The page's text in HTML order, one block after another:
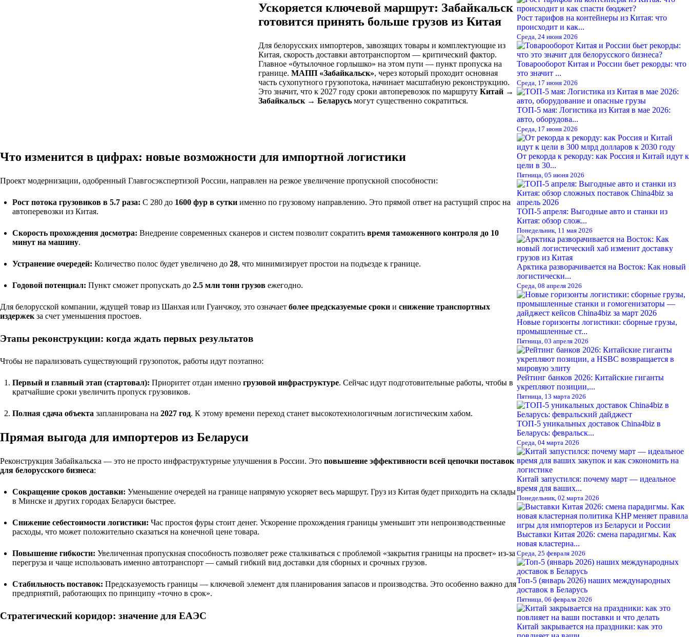
Ускоряется ключевой маршрут: Забайкальск
готовится принять больше грузов из Китая
Для белорусских импортеров, завозящих товары и комплектующие из
Китая, скорость доставки автотранспортом — критический фактор.
Главное «бутылочное горлышко» на этом пути — пункт пропуска на
границе. МАПП «Забайкальск», через который проходит основная
часть сухопутного грузопотока, начинает масштабную реконструкцию.
Это значит, что к 2027 году сроки автоперевозок по маршруту Китай →
Забайкальск → Беларусьмогут существенно сократиться.
Что изменится в цифрах: новые возможности для импортной логистики
Проект модернизации, одобренный Главгосэкспертизой России, направлен на резкое увеличение пропускной способности:
Рост потока грузовиков в 5.7 раза: С 280 до 1600 фур в сутки именно по грузовому направлению. Это прямой ответ на растущий спрос на
автоперевозки из Китая.
Скорость прохождения досмотра: Внедрение современных сканеров и систем позволит сократить время таможенного контроля до 10
минут на машину.
Устранение очередей: Количество полос будет увеличено до 28, что минимизирует простои на подъезде к границе.
Годовой потенциал: Пункт сможет пропускать до 2.5 млн тонн грузов ежегодно.
Для белорусской компании, ждущей товар из Шанхая или Гуанчжоу, это означает более предсказуемые сроки и снижение транспортных
издержек за счет уменьшения простоев.
Этапы реконструкции: когда ждать первых результатов
Чтобы не парализовать существующий грузопоток, работы идут поэтапно:
Первый и главный этап (стартовал): Приоритет отдан именно грузовой инфраструктуре. Сейчас идут подготовительные работы, чтобы в
кратчайшие сроки увеличить пропуск грузовиков.
Полная сдача объекта запланирована на 2027 год. К этому времени переход станет высокотехнологичным логистическим хабом.
Прямая выгода для импортеров из Беларуси
Реконструкция Забайкальска — это не просто инфраструктурные улучшения в России. Это повышение эффективности всей цепочки поставок
для белорусского бизнеса:
Сокращение сроков доставки: Уменьшение очередей на границе напрямую ускоряет весь маршрут. Груз из Китая будет приходить на склады
в Минске и других городах Беларуси быстрее.
Снижение себестоимости логистики: Час простоя фуры стоит денег. Ускорение прохождения границы уменьшит эти непроизводственные
расходы, что может положительно сказаться на конечной цене товара.
Повышение гибкости: Увеличенная пропускная способность позволяет реже сталкиваться с проблемой «закрытия границы на просвет» из-за
перегруза и чаще использовать именно автотранспорт — самый гибкий вид доставки для сборных и срочных грузов.
Стабильность поставок: Предсказуемость границы — ключевой элемент для планирования запасов и производства. Это особенно важно для
предприятий, работающих по принципу «точно в срок».
Стратегический коридор: значение для ЕАЭС
Рост тарифов на контейнеры из Китая: что
происходит и как...
Среда, 24 июня 2026
Товарооборот Китая и России бьет рекорды: что
это значит ...
Среда, 17 июня 2026
ТОП-5 мая: Логистика из Китая в мае 2026:
авто, оборудова...
Среда, 17 июня 2026
От рекорда к рекорду: как Россия и Китай идут к
цели в 30...
Пятница, 05 июня 2026
ТОП-5 апреля: Выгодные авто и станки из
Китая: обзор слож...
Понедельник, 11 мая 2026
Арктика разворачивается на Восток: Как новый
логистически...
Среда, 08 апреля 2026
Новые горизонты логистики: сборные грузы,
промышленные ст...
Пятница, 03 апреля 2026
Рейтинг банков 2026: Китайские гиганты
укрепляют позиции,...
Пятница, 13 марта 2026
ТОП-5 уникальных доставок China4biz в
Беларусь: февральск...
Среда, 04 марта 2026
Китай запустился: почему март — идеальное
время для ваших...
Понедельник, 02 марта 2026
Выставки Китая 2026: смена парадигмы. Как
новая кластерна...
Среда, 25 февраля 2026
Топ-5 (январь 2026) наших международных
доставок в Беларусь
Пятница, 06 февраля 2026
Китай закрывается на праздники: как это